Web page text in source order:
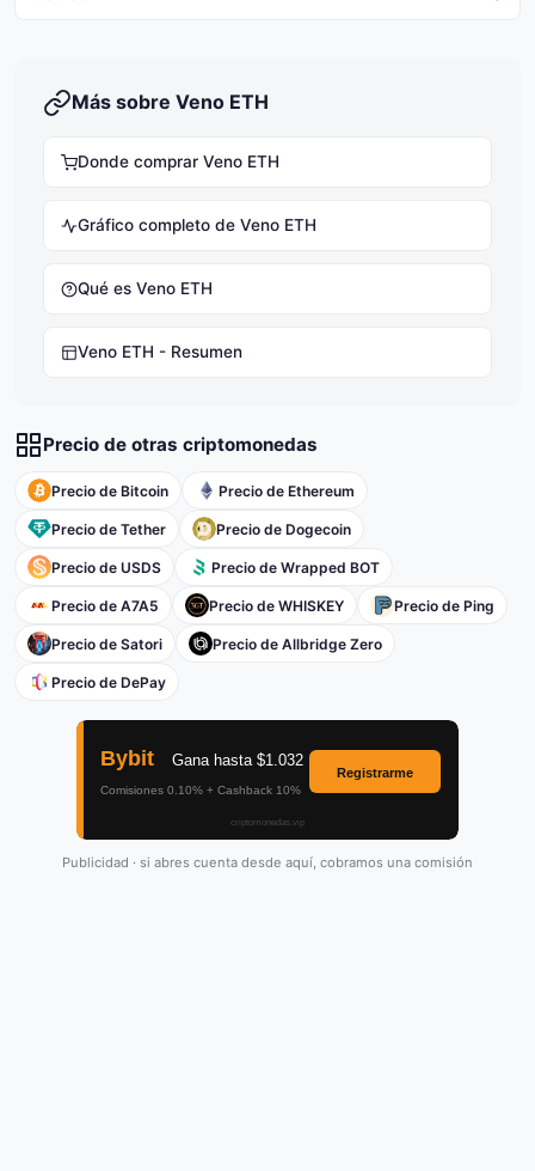
Más sobre Veno ETH
Donde comprar Veno ETH
Gráfico completo de Veno ETH
Qué es Veno ETH
Veno ETH - Resumen
Precio de otras criptomonedas
Precio de Bitcoin Precio de Ethereum
Precio de Tether Precio de Dogecoin
Precio de USDS Precio de Wrapped BOT
Precio de A7A5 Precio de WHISKEY Precio de Ping
Precio de Satori Precio de Allbridge Zero
Precio de DePay
Publicidad · si abres cuenta desde aquí, cobramos una comisión